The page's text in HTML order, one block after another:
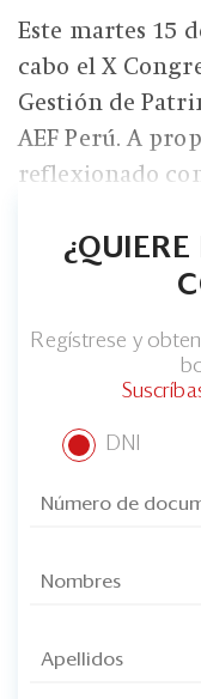
Este martes 15
cabo el X
Gestión de
AEF Perú. A
reflexionado
Regístrese y
DNI